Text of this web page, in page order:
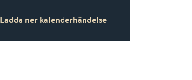
Ladda ner kalenderhändelse